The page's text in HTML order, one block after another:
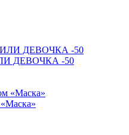
ДЕВОЧКА -50